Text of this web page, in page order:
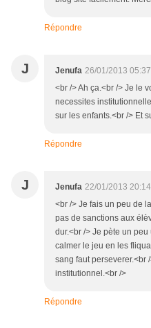
Répondre
J Jenufa 26/01/2013 05:37
<br /> Ah ça.<br /> Je le
necessites
sur les enfants.<br /> Et
Répondre
J Jenufa 22/01/2013 20:14
<br /> Je fais un peu de
pas de sanctions aux
dur.<br /> Je pète un
calmer le jeu en les
sang faut perseverer.<br
institutionnel.<br />
Répondre